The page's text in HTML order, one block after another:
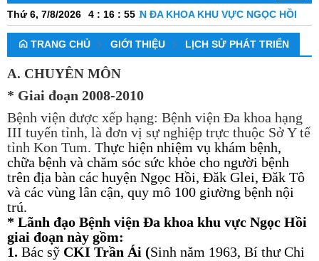
Thứ 6, 7/8/2026 4 : 16 : 57
VIỆN ĐA KHOA KHU VỰC NGỌC HỒI
TRANG CHỦ GIỚI THIỆU LỊCH SỬ PHÁT TRIỂN
A. CHUYÊN MÔN
* Giai đoạn 2008-2010
Bệnh viện được xếp hạng: Bệnh viện Đa khoa hạng
III tuyến tỉnh, là đơn vị sự nghiệp trực thuộc Sở Y tế
tỉnh Kon Tum. Thực hiện nhiệm vụ khám bệnh,
chữa bệnh và chăm sóc sức khỏe cho người bệnh
trên địa bàn các huyện Ngọc Hồi, Đăk Glei, Đăk Tô
và các vùng lân cận, quy mô 100 giường bệnh nội
trú.
* Lãnh đạo Bệnh viện Đa khoa khu vực Ngọc Hồi
giai đoạn này gồm:
1. Bác sỹ CKI Trần Ái (Sinh năm 1963, Bí thư Chi